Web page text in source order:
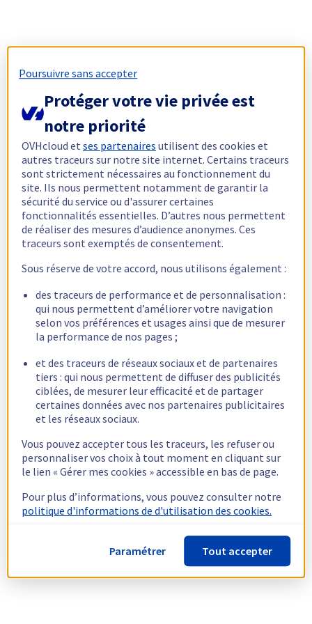
Poursuivre sans accepter
Protéger votre vie privée est
notre priorité
OVHcloud etses partenaires utilisent des cookies et
autres traceurs sur notre site internet. Certains traceurs
sont strictement nécessaires au fonctionnement du
site. Ils nous permettent notamment de garantir la
sécurité du service ou d'assurer certaines
fonctionnalités essentielles. D’autres nous permettent
de réaliser des mesures d’audience anonymes. Ces
traceurs sont exemptés de consentement.
Sous réserve de votre accord, nous utilisons également :
des traceurs de performance et de personnalisation :
qui nous permettent d’améliorer votre navigation
selon vos préférences et usages ainsi que de mesurer
la performance de nos pages ;
et des traceurs de réseaux sociaux et de partenaires
tiers : qui nous permettent de diffuser des publicités
ciblées, de mesurer leur efficacité et de partager
certaines données avec nos partenaires publicitaires
et les réseaux sociaux.
Vous pouvez accepter tous les traceurs, les refuser ou
personnaliser vos choix à tout moment en cliquant sur
le lien « Gérer mes cookies » accessible en bas de page.
Pour plus d’informations, vous pouvez consulter notre
politique d'informations de d'utilisation des cookies.
Paramétrer Tout accepter